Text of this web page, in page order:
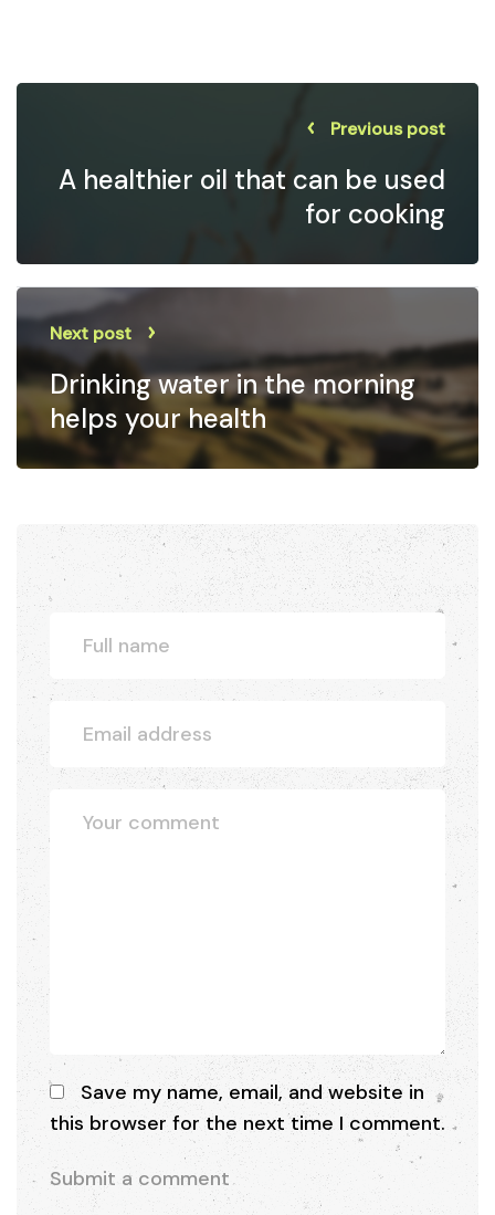
Previous post
A healthier oil that can be used
for cooking
Next post
Drinking water in the morning
helps your health
Save my name, email, and website in
this browser for the next time I comment.